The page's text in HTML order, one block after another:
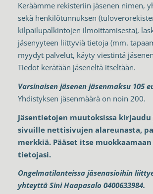
Keräämme rekisteriin jäsenen nimen,
sekä henkilötunnuksen
kilpailupalkintojen ilmoittamisesta),
jäsenyyteen liittyviä tietoja (mm.
myydyt palvelut, käyty viestintä
Tiedot kerätään jäseneltä itseltään.
Varsinaisen jäsenen jäsenmaksu 105
Yhdistyksen jäsenmäärä on noin 200.
Jäsentietojen muutoksissa
sivuille nettisivujen alareunasta,
merkkiä. Pääset itse
tietojasi.
Ongelmatilanteissa jäsenasioihin
yhteyttä Sini Haapasalo 0400633984.